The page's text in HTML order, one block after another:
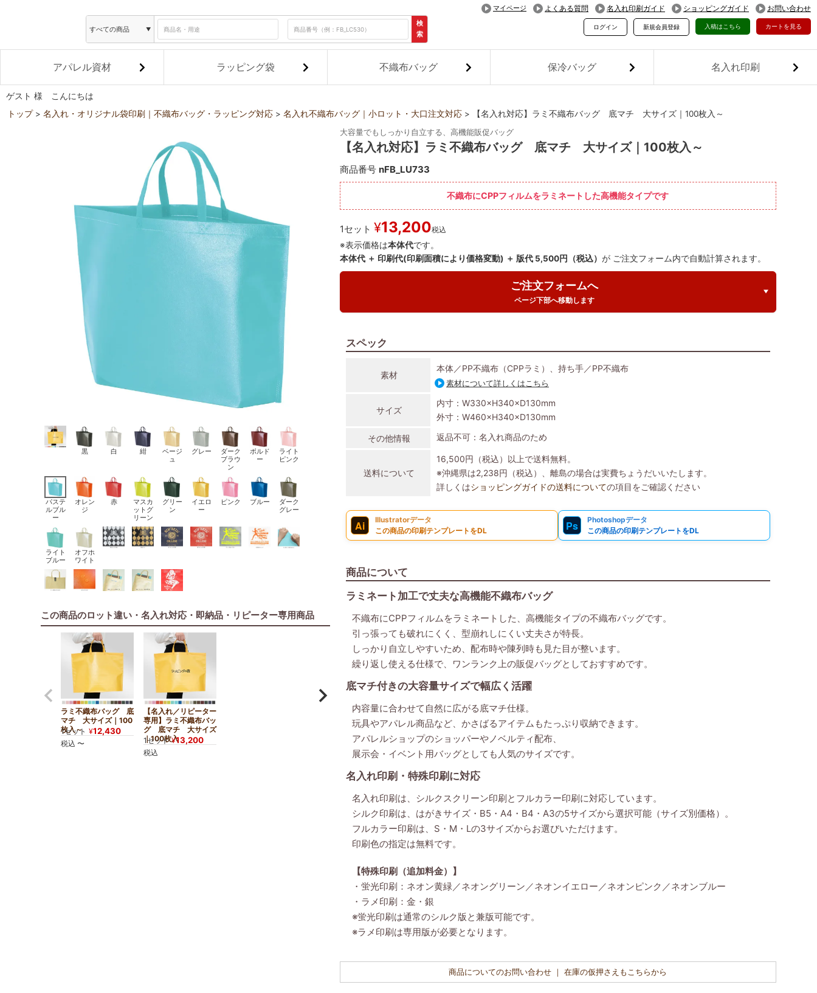
検
索
マイページ よくある質問 名入れ印刷ガイド ショッピングガイド お問い合わせ
カートを見る
入稿はこちら
ログイン 新規会員登録
アパレル資材 ラッピング袋 不織布バッグ 保冷バッグ 名入れ印刷
ゲスト 様 こんにちは
トップ 名入れ・オリジナル袋印刷｜不織布バッグ・ラッピング対応 名入れ不織布バッグ｜小ロット・大口注文対応 【名入れ対応】ラミ不織布バッグ 底マチ 大サイズ｜100枚入～
黒 白 紺
ベージ
ュ
グレー
ダーク
ブラウ
ン
ボルド
ー
ライト
ピンク
パステ
ルブル
ー
オレン
ジ
赤
マスカ
ットグ
リーン
グリー
ン
イエロ
ー
ピンク ブルー
ダーク
グレー
ライト
ブルー
オフホ
ワイト
この商品のロット違い・名入れ対応・即納品・リピーター専用商品
ラミ不織布バッグ 底
マチ 大サイズ｜100
枚入～
1セット ¥12,430
税込 〜
【名入れ／リピーター
専用】ラミ不織布バッ
グ 底マチ 大サイズ
｜100枚入
1セット ¥13,200
税込
大容量でもしっかり自立する、高機能販促バッグ
【名入れ対応】ラミ不織布バッグ 底マチ 大サイズ｜100枚入～
商品番号 nFB_LU733
不織布にCPPフィルムをラミネートした高機能タイプです
1セット ¥13,200税込
※表示価格は本体代です。
本体代 ＋ 印刷代(印刷面積により価格変動) ＋ 版代 5,500円（税込）が ご注文フォーム内で自動計算されます。
ご注文フォームへ
ページ下部へ移動します
スペック
素材
本体／PP不織布（CPPラミ）、持ち手／PP不織布
素材について詳しくはこちら
サイズ
内寸：W330×H340×D130mm
外寸：W460×H340×D130mm
その他情報 返品不可：名入れ商品のため
送料について
16,500円（税込）以上で送料無料。
※沖縄県は2,238円（税込）、離島の場合は実費ちょうだいいたします。
詳しくはショッピングガイドの送料についての項目をご確認ください
Ai
Illustratorデータ
この商品の印刷テンプレートをDL
Ps
Photoshopデータ
この商品の印刷テンプレートをDL
商品について
ラミネート加工で丈夫な高機能不織布バッグ
不織布にCPPフィルムをラミネートした、高機能タイプの不織布バッグです。
引っ張っても破れにくく、型崩れしにくい丈夫さが特長。
しっかり自立しやすいため、配布時や陳列時も見た目が整います。
繰り返し使える仕様で、ワンランク上の販促バッグとしておすすめです。
底マチ付きの大容量サイズで幅広く活躍
内容量に合わせて自然に広がる底マチ仕様。
玩具やアパレル商品など、かさばるアイテムもたっぷり収納できます。
アパレルショップのショッパーやノベルティ配布、
展示会・イベント用バッグとしても人気のサイズです。
名入れ印刷・特殊印刷に対応
名入れ印刷は、シルクスクリーン印刷とフルカラー印刷に対応しています。
シルク印刷は、はがきサイズ・B5・A4・B4・A3の5サイズから選択可能（サイズ別価格）。
フルカラー印刷は、S・M・Lの3サイズからお選びいただけます。
印刷色の指定は無料です。
【特殊印刷（追加料金）】
・蛍光印刷：ネオン黄緑／ネオングリーン／ネオンイエロー／ネオンピンク／ネオンブルー
・ラメ印刷：金・銀
※蛍光印刷は通常のシルク版と兼版可能です。
※ラメ印刷は専用版が必要となります。
商品についてのお問い合わせ ｜ 在庫の仮押さえもこちらから